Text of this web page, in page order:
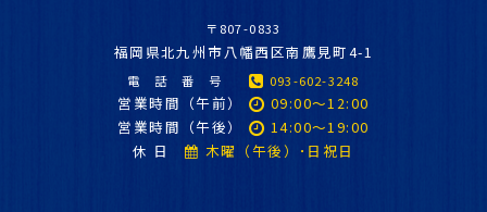
〒807-0833
福岡県北九州市八幡西区南鷹見町4-1
電 話 番 号 093-602-3248
営業時間（午前）
09:00～12:00
営業時間（午後）
14:00～19:00
休 日
木曜（午後）･日祝日